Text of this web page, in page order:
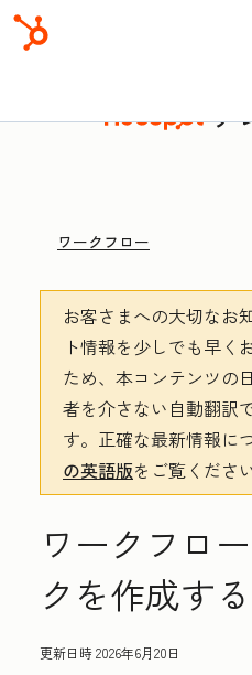
ナ
ワークフロー
お客さまへの大切なお
ト情報を少しでも早く
ため、本コンテンツの
者を介さない自動翻訳
す。 正確な最新情報に
の英語版をご覧ください
ワークフロ
クを作成する
更新日時2026年6月20日